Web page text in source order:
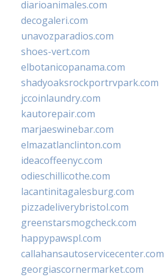
diarioanimales.com
decogaleri.com
unavozparadios.com
shoes-vert.com
elbotanicopanama.com
shadyoaksrockportrvpark.com
jccoinlaundry.com
kautorepair.com
marjaeswinebar.com
elmazatlanclinton.com
ideacoffeenyc.com
odieschillicothe.com
lacantinitagalesburg.com
pizzadeliverybristol.com
greenstarsmogcheck.com
happypawspl.com
callahansautoservicecenter.com
georgiascornermarket.com